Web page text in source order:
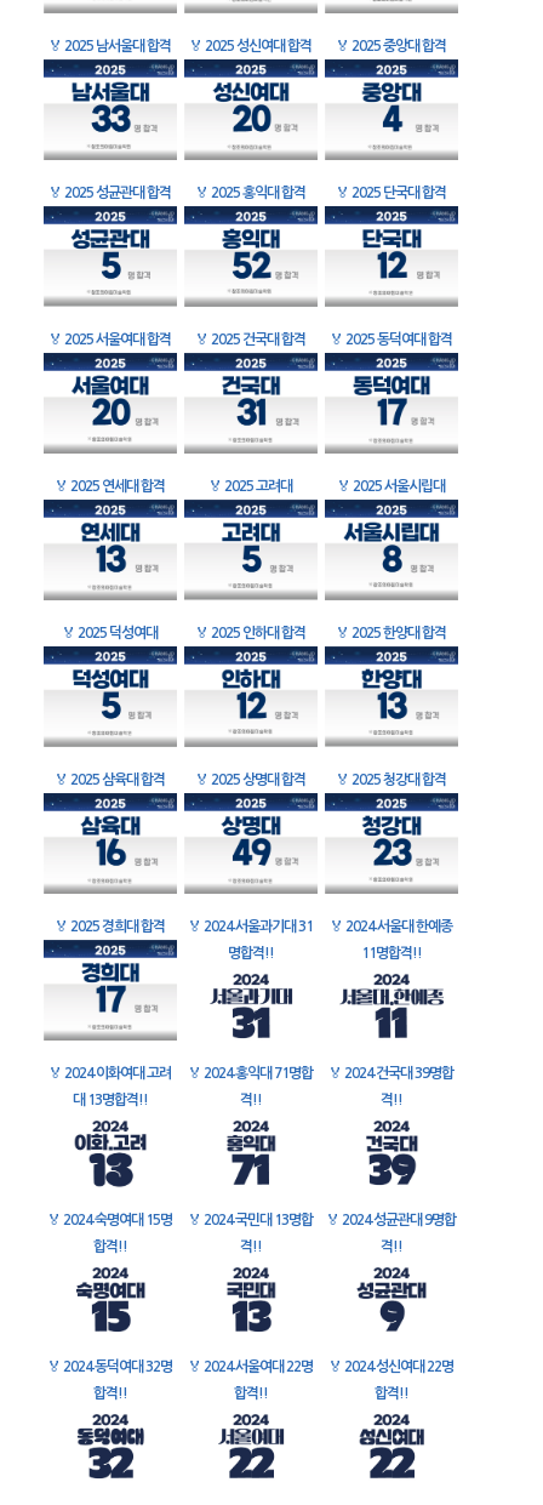
🏅 2025 남서울대 합격 🏅 2025 성신여대 합격 🏅 2025 중앙대 합격
🏅 2025 성균관대 합격 🏅 2025 홍익대 합격 🏅 2025 단국대 합격
🏅 2025 서울여대 합격 🏅 2025 건국대 합격 🏅 2025 동덕여대 합격
🏅 2025 연세대 합격 🏅 2025 고려대 🏅 2025 서울시립대
🏅 2025 덕성여대 🏅 2025 인하대 합격 🏅 2025 한양대 합격
🏅 2025 삼육대 합격 🏅 2025 상명대 합격 🏅 2025 청강대 합격
🏅 2025 경희대 합격 🏅 2024 서울과기대 31
명합격!!
🏅 2024 서울대 한예종
11명합격!!
🏅 2024 이화여대 고려
대 13명합격!!
🏅 2024 홍익대 71명합
격!!
🏅 2024 건국대 39명합
격!!
🏅 2024 숙명여대 15명
합격!!
🏅 2024 국민대 13명합
격!!
🏅 2024 성균관대 9명합
격!!
🏅 2024 동덕여대 32명
합격!!
🏅 2024 서울여대 22명
합격!!
🏅 2024 성신여대 22명
합격!!